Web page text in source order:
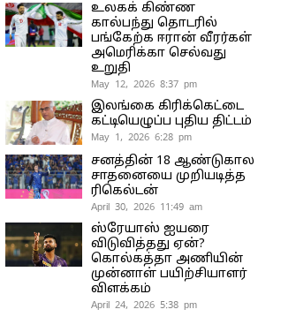
உலகக் கிண்ண
கால்பந்து தொடரில்
பங்கேற்க ஈரான் வீரர்கள்
அமெரிக்கா செல்வது
உறுதி
May 12, 2026 8:37 pm
இலங்கை கிரிக்கெட்டை
கட்டியெழுப்ப புதிய திட்டம்
May 1, 2026 6:28 pm
சனத்தின் 18 ஆண்டுகால
சாதனையை முறியடித்த
ரிகெல்டன்
April 30, 2026 11:49 am
ஸ்ரேயாஸ் ஐயரை
விடுவித்தது ஏன்?
கொல்கத்தா அணியின்
முன்னாள் பயிற்சியாளர்
விளக்கம்
April 24, 2026 5:38 pm